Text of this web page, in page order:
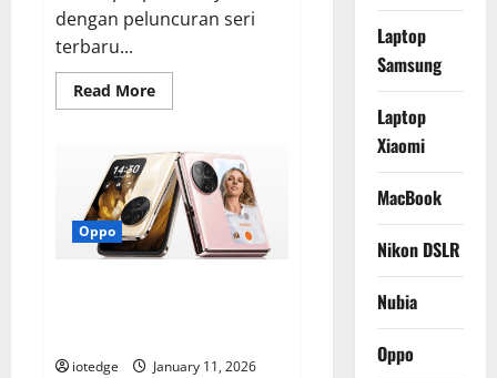
dengan peluncuran seri
terbaru...
Read MoreRead
more
Garmin
Fenix
8
Series,
Smartwatch
Multisport
Paling
Tangguh
Oppo
iotedge
January 11, 2026
Laptop
Samsung
Laptop
Xiaomi
MacBook
Nikon DSLR
Nubia
Oppo